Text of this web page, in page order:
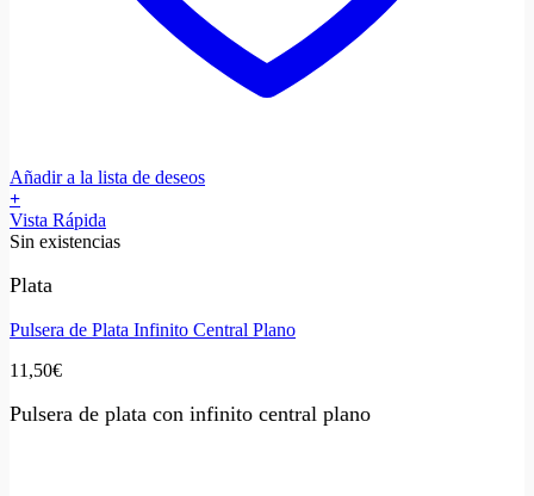
Añadir a la lista de deseos
+
Vista Rápida
Sin existencias
Plata
Pulsera de Plata Infinito Central Plano
11,50€
Pulsera de plata con infinito central plano